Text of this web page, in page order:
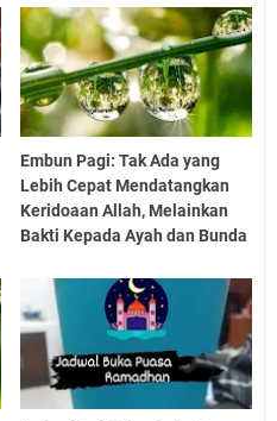
Embun Pagi: Tak Ada yang
Lebih Cepat Mendatangkan
Keridoaan Allah, Melainkan
Bakti Kepada Ayah dan Bunda